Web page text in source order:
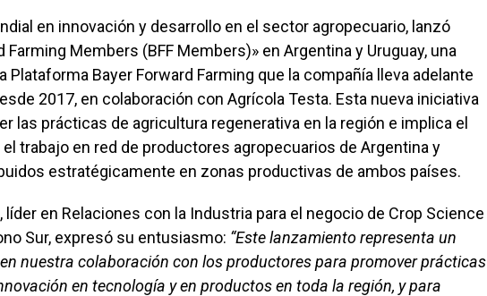
en innovación y desarrollo en el sector agropecuario, lanzó
Farming Members (BFF Members)» en Argentina y Uruguay, una
Plataforma Bayer Forward Farming que la compañía lleva adelante
2017, en colaboración con Agrícola Testa. Esta nueva iniciativa
las prácticas de agricultura regenerativa en la región e implica el
trabajo en red de productores agropecuarios de Argentina y
estratégicamente en zonas productivas de ambos países.
líder en Relaciones con la Industria para el negocio de Crop Science
Sur, expresó su entusiasmo: “Este lanzamiento representa un
nuestra colaboración con los productores para promover prácticas
en tecnología y en productos en toda la región, y para